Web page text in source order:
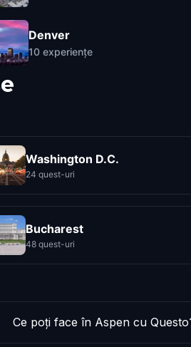
Denver
10 experiențe
Washington D.C.
24 quest-uri
Bucharest
48 quest-uri
Ce poți face în Aspen cu